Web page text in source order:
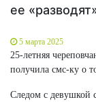
ее
5 марта 2025
25-летняя
получила смс-ку о
Следом с девушкой